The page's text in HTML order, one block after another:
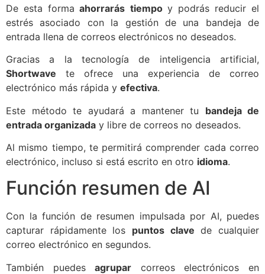
De esta forma ahorrarás tiempoy podrás reducir el
estrés asociado con la gestión de una bandeja de
entrada llena de correos electrónicos no deseados.
Gracias a la tecnología de inteligencia artificial,
Shortwave te ofrece una experiencia de correo
electrónico más rápida y efectiva.
Este método te ayudará a mantener tu bandeja de
entrada organizada y libre de correos no deseados.
Al mismo tiempo, te permitirá comprender cada correo
electrónico, incluso si está escrito en otro idioma.
Función resumen de AI
Con la función de resumen impulsada por AI, puedes
capturar rápidamente los puntos clave de cualquier
correo electrónico en segundos.
También puedesagrupar correos electrónicos en